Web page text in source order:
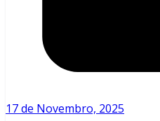
17 de Novembro, 2025